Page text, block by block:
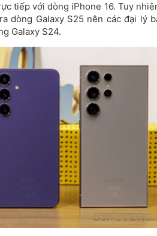
tiếp với dòng iPhone 16. Tuy
dòng Galaxy S25 nên các đại lý
Galaxy S24.